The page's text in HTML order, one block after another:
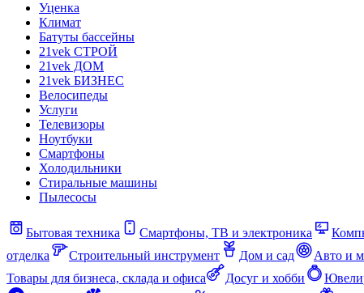
Уценка
Климат
Батуты бассейны
21vek СТРОЙ
21vek ДОМ
21vek БИЗНЕС
Велосипеды
Услуги
Телевизоры
Ноутбуки
Смартфоны
Холодильники
Стиральные машины
Пылесосы
Бытовая техника Смартфоны, ТВ и электроника
отделка
Строительный инструмент Дом и сад Авто и
Товары для бизнеса, склада и офиса
Досуг и хобби